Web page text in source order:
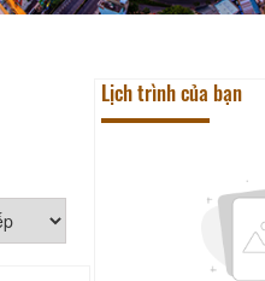
Lịch trình của bạn